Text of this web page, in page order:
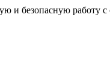
и безопасную работу